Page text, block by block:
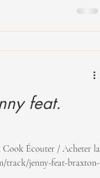
feat.
la
track/jenny-feat-braxton-